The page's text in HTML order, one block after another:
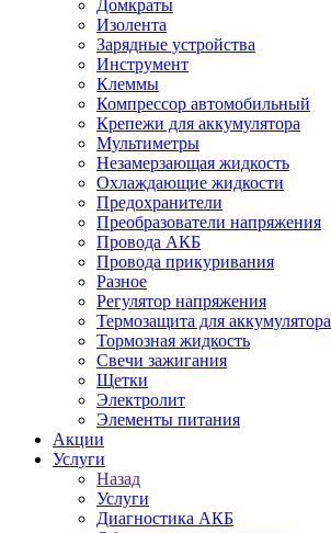
Домкраты
Изолента
Зарядные устройства
Инструмент
Клеммы
Компрессор автомобильный
Крепежи для аккумулятора
Мультиметры
Незамерзающая жидкость
Охлаждающие жидкости
Предохранители
Преобразователи напряжения
Провода АКБ
Провода прикуривания
Разное
Регулятор напряжения
Термозащита для аккумулятора
Тормозная жидкость
Свечи зажигания
Щетки
Электролит
Элементы питания
Акции
Услуги
Назад
Услуги
Диагностика АКБ